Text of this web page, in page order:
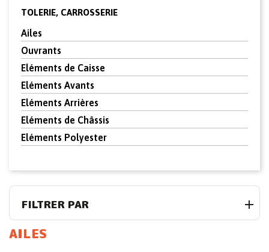
TOLERIE, CARROSSERIE
Ailes
Ouvrants
Eléments de Caisse
Eléments Avants
Eléments Arrières
Eléments de Châssis
Eléments Polyester
FILTRER PAR
AILES